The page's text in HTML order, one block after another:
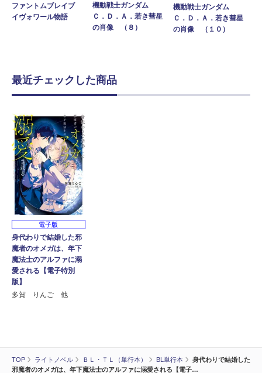
TOP ライトノベル ＢＬ・ＴＬ（単行本） BL単行本
身代わりで結婚した
邪魔者のオメガは、年下魔法士のアルファに溺愛される【電子…
ファントムブレイブ
イヴォワール物語
機動戦士ガンダム
Ｃ．Ｄ．Ａ．若き彗星
の肖像 （８）
機動戦士ガンダム
Ｃ．Ｄ．Ａ．若き彗星
の肖像 （１０）
最近チェックした商品
電子版
身代わりで結婚した邪
魔者のオメガは、年下
魔法士のアルファに溺
愛される【電子特別
版】
多賀 りんご 他